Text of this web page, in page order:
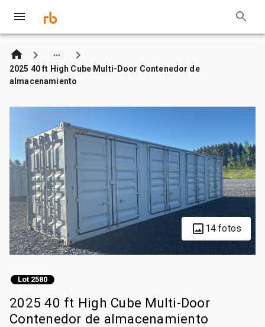
2025 40 ft High Cube Multi-Door Contenedor de
almacenamiento
14 fotos
Lot 2580
2025 40 ft High Cube Multi-Door
Contenedor de almacenamiento